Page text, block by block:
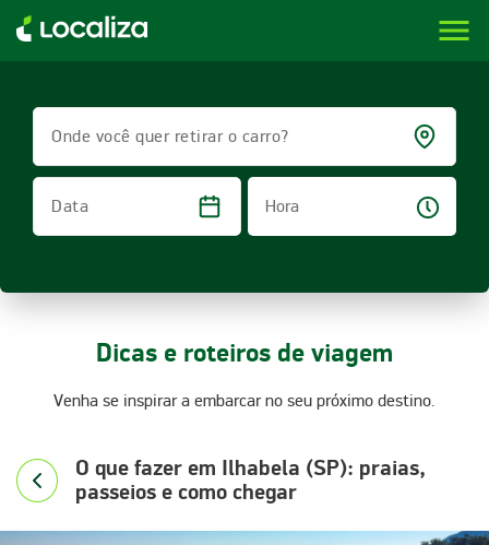
LOCALIZA ALUGUEL DE CARROS | LOCALIZA menu
Onde você quer retirar o carro?
Data
Hora
Dicas e roteiros de viagem
Venha se inspirar a embarcar no seu próximo destino.
O que fazer em Ilhabela (SP): praias,
passeios e como chegar